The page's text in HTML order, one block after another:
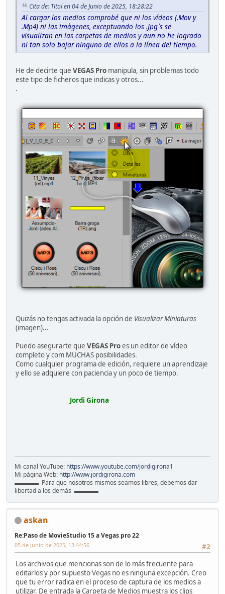
Cita de: Titol en 04 de Junio de 2025, 18:28:22
Al cargar los medios comprobé que ni los vídeos (.Mov y
.Mp4) ni las imàgenes, exceptuando los .Jpg`s se
visualizan en las carpetas de medios y aun no he logrado
ni tan solo bajar ninguno de ellos a la línea del tiempo.
He de decirte que VEGAS Pro manipula, sin problemas todo
este tipo de ficheros que indicas y otros...
.
Quizás no tengas activada la opción de Visualizar Miniaturas
(imagen)...
Puedo asegurarte que VEGAS Proes un editor de vídeo
completo y com MUCHAS posibilidades.
Como cualquier programa de edición, requiere un aprendizaje
y ello se adquiere con paciencia y un poco de tiempo.
Jordi Girona
Mi canal YouTube: https://www.youtube.com/jordigirona1
Mi página Web: http://www.jordigirona.com
▬▬▬▬ Para que nosotros mismos seamos libres, debemos dar
libertad a los demás ▬▬▬▬
askan
Re:Paso de MovieStudio 15 a Vegas pro 22
#2
05 de Junio de 2025, 13:44:56
Los archivos que mencionas son de lo más frecuente para
editarlos y por supuesto Vegas no es ninguna excepción. Creo
que tu error radica en el proceso de captura de los medios a
utilizar. De entrada la Carpeta de Medios muestra los clips